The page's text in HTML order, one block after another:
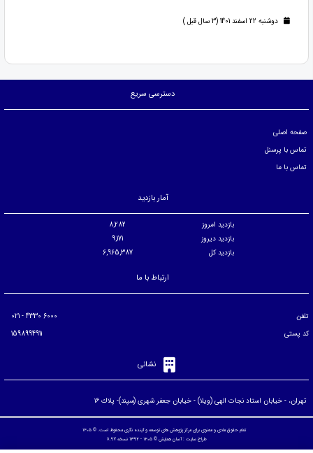
دوشنبه 22 اسفند 1401 (3 سال قبل )
دسترسی سریع
صفحه اصلی
تماس با پرسنل
تماس با ما
آمار بازدید
بازدید امروز
8,282
بازدید دیروز
9,171
بازدید کل
6,965,387
ارتباط با ما
تلفن
کد پستی
نشانی
تهران، - خيابان استاد نجات الهی (ويلا) - خيابان جعفر شهری (سپند)- پلاك ۱۶
تمام حقوق مادی و معنوی برای مرکز پژوهش های توسعه و آینده نگری محفوظ است. © ۱۴۰۵
طراح سایت :آسان همایش © ۱۴۰۵ - 1392 نسخه 8.97